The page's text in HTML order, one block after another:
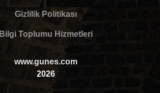
Gizlilik Politikası
Bilgi Toplumu Hizmetleri
www.gunes.com
2026